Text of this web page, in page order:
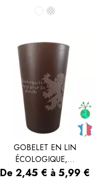
Blanc
GOBELET EN LIN
ÉCOLOGIQUE,...
Prix
De 2,45 € à 5,99 €